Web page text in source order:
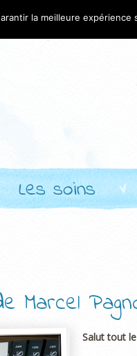
Les soins
Marcel
Salut tout
la meilleure